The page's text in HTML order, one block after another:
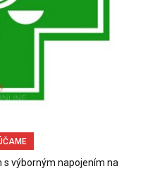
napojením na
usmrtiť psíka vlčiak, ktorý